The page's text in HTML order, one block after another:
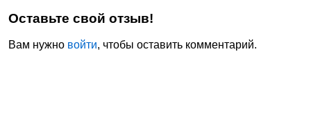
Оставьте свой отзыв!
Вам нужно войти, чтобы оставить комментарий.